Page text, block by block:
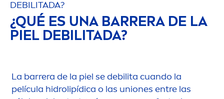
DEBILITADA?
¿QUÉ ES UNA BARRERA DE LA
PIEL DEBILITADA?
La barrera de la piel se debilita cuando la
película hidrolipídica o las uniones entre las